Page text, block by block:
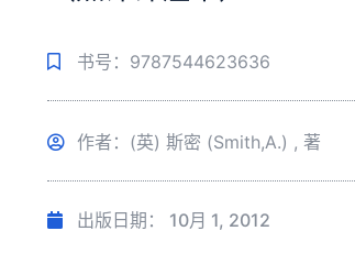
书号：9787544623636
作者：(英) 斯密 (Smith,A.) , 著
出版日期： 10月 1, 2012